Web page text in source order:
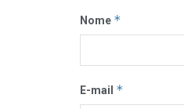
Nome *
E-mail *